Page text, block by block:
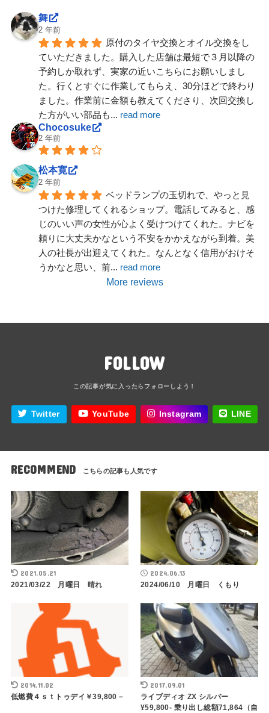
舞
2 年前
原付のタイヤ交換とオイル交換をし
ていただきました。購入した店舗は最短で３月以降の
予約しか取れず、実家の近いこちらにお願いしまし
た。行くとすぐに作業してもらえ、30分ほどで終わり
ました。作業前に金額も教えてくださり、次回交換し
た方がいい部品も... read more
Chocosuke
2 年前
松本寛
2 年前
ベッドランプの玉切れで、やっと見
つけた修理してくれるショップ。電話してみると、感
じのいい声の女性が心よく受けつけてくれた。ナビを
頼りに大丈夫かなという不安をかかえながら到着。美
人の社長が出迎えてくれた。なんとなく信用がおけそ
うかなと思い、前... read more
More reviews
FOLLOW
Twitter YouTube Instagram LINE
RECOMMEND
2021.05.21
2021/03/22 月曜日 晴れ
2024.06.13
2024/06/10 月曜日 くもり
2014.11.02
低燃費４ｓｔトゥデイ￥39,800－
2017.09.01
ライブディオ ZX シルバー
¥59,800- 乗り出し総額71,864（自